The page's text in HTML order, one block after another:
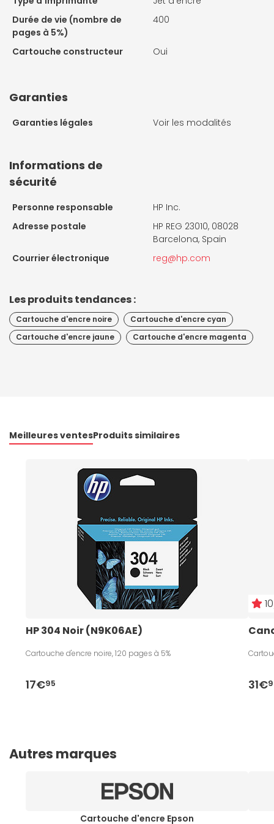
Durée de vie (nombre de
pages à 5%)
400
Cartouche constructeur Oui
Garanties
Garanties légales Voir les modalités
Informations de
sécurité
Personne responsable
HP Inc.
Adresse postale
HP REG 23010, 08028
Barcelona, Spain
Courrier électronique
reg@hp.com
Les produits tendances :
Cartouche d'encre noire
Cartouche d'encre cyan
Cartouche d'encre jaune
Cartouche d'encre magenta
Meilleures ventesProduits similaires
HP 304 Noir (N9K06AE)
Cartouche d'encre noire, 120 pages à 5%
17€95 31€
Autres marques
Cartouche d'encre Epson